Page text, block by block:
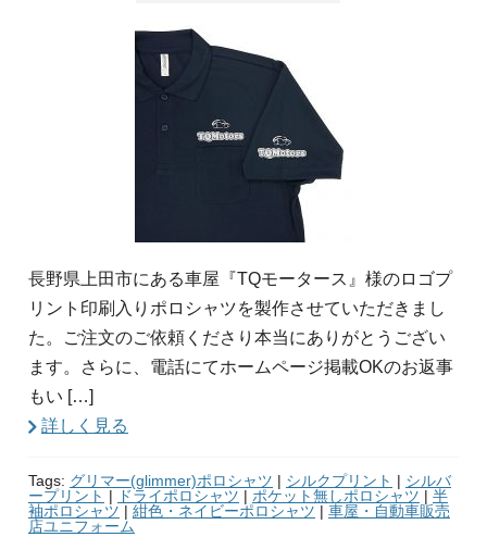
長野県上田市にある車屋『TQモータース』様のロゴプ
リント印刷入りポロシャツを製作させていただきまし
た。ご注文のご依頼くださり本当にありがとうござい
ます。さらに、電話にてホームページ掲載OKのお返事
もい […]
詳しく見る
Tags: グリマー(glimmer)ポロシャツ | シルクプリント | シルバ
ープリント | ドライポロシャツ | ポケット無しポロシャツ | 半
袖ポロシャツ | 紺色・ネイビーポロシャツ | 車屋・自動車販売
店ユニフォーム